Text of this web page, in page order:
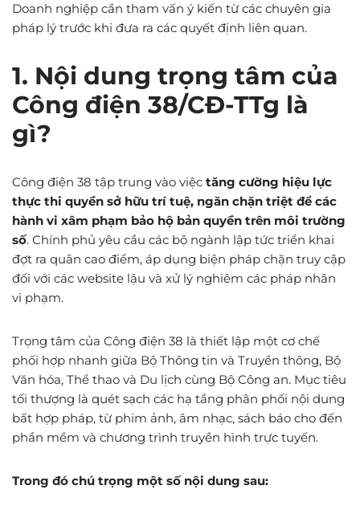
Doanh nghiệp cần tham vấn ý kiến từ các chuyên gia
pháp lý trước khi đưa ra các quyết định liên quan.
1. Nội dung trọng tâm của
Công điện 38/CĐ-TTg là
gì?
Công điện 38 tập trung vào việc tăng cường hiệu lực
thực thi quyền sở hữu trí tuệ, ngăn chặn triệt để các
hành vi xâm phạm bảo hộ bản quyền trên môi trường
số. Chính phủ yêu cầu các bộ ngành lập tức triển khai
đợt ra quân cao điểm, áp dụng biện pháp chặn truy cập
đối với các website lậu và xử lý nghiêm các pháp nhân
vi phạm.
Trọng tâm của Công điện 38 là thiết lập một cơ chế
phối hợp nhanh giữa Bộ Thông tin và Truyền thông, Bộ
Văn hóa, Thể thao và Du lịch cùng Bộ Công an. Mục tiêu
tối thượng là quét sạch các hạ tầng phân phối nội dung
bất hợp pháp, từ phim ảnh, âm nhạc, sách báo cho đến
phần mềm và chương trình truyền hình trực tuyến.
Trong đó chú trọng một số nội dung sau: